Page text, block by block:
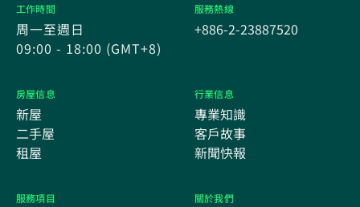
工作時間
周一至週日
09:00 - 18:00 (GMT+8)
服務熱線
+886-2-23887520
房屋信息
新屋
二手屋
租屋
行業信息
專業知識
客戶故事
新聞快報
服務項目 關於我們